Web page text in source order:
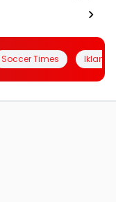
Soccer Times Iklanin